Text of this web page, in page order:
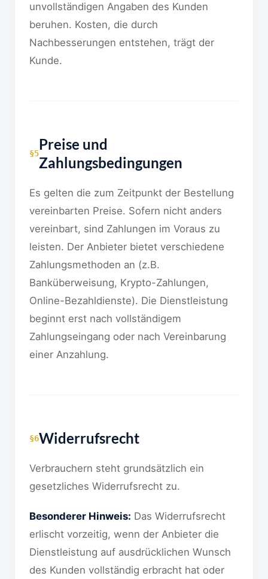
unvollständigen Angaben des Kunden
beruhen. Kosten, die durch
Nachbesserungen entstehen, trägt der
Kunde.
§5
Preise und
Zahlungsbedingungen
Es gelten die zum Zeitpunkt der Bestellung
vereinbarten Preise. Sofern nicht anders
vereinbart, sind Zahlungen im Voraus zu
leisten. Der Anbieter bietet verschiedene
Zahlungsmethoden an (z.B.
Banküberweisung, Krypto-Zahlungen,
Online-Bezahldienste). Die Dienstleistung
beginnt erst nach vollständigem
Zahlungseingang oder nach Vereinbarung
einer Anzahlung.
§6Widerrufsrecht
Verbrauchern steht grundsätzlich ein
gesetzliches Widerrufsrecht zu.
Besonderer Hinweis: Das Widerrufsrecht
erlischt vorzeitig, wenn der Anbieter die
Dienstleistung auf ausdrücklichen Wunsch
des Kunden vollständig erbracht hat oder